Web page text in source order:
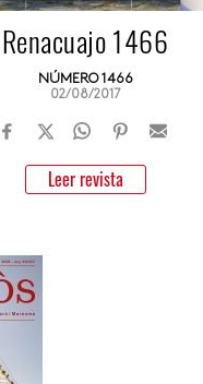
Renacuajo 1466
NÚMERO 1466
02/08/2017
Leer revista